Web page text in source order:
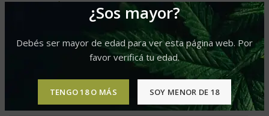
¿Sos mayor?
Debés ser mayor de edad para ver esta página web. Por
favor verificá tu edad.
TENGO 18 O MÁS SOY MENOR DE 18
INFORMACIÓN ADICIONAL
Marca Granel
XL
Indica